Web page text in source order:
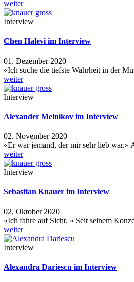
weiter
Interview
Chen Halevi im Interview
01. Dezember 2020
«Ich suche die tiefste Wahrheit in der
weiter
Interview
Alexander Melnikov im Interview
02. November 2020
«Er war jemand, der mir sehr lieb
weiter
Interview
Sebastian Knauer im Interview
02. Oktober 2020
«Ich fahre auf Sicht. » Seit seinem
weiter
Interview
Alexandra Dariescu im Interview